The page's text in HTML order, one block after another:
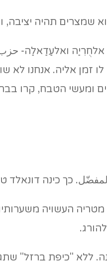
שמצרים תהיה
ואלעַדַאלַה- حزب
הטבח, קרו
כך כינה דונאלד
העשויה
ללא "כיפת ברזל"